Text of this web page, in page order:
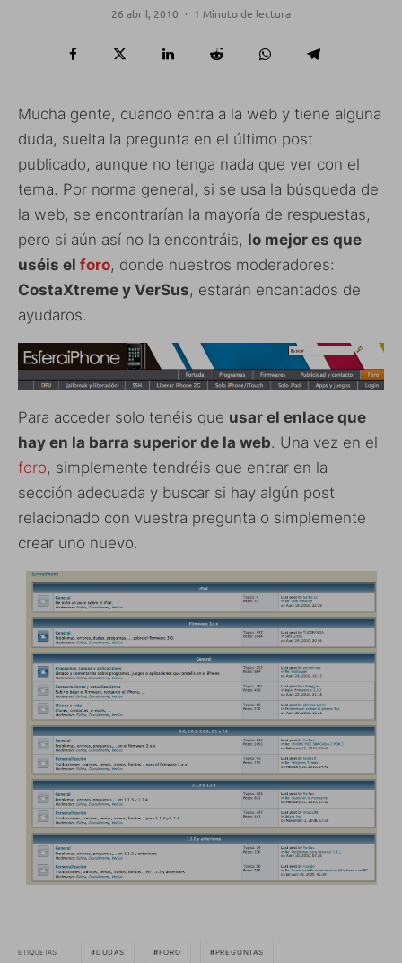
26 abril, 2010 · 1 Minuto de lectura
Mucha gente, cuando entra a la web y tiene alguna
duda, suelta la pregunta en el último post
publicado, aunque no tenga nada que ver con el
tema. Por norma general, si se usa la búsqueda de
la web, se encontrarían la mayoría de respuestas,
pero si aún así no la encontráis, lo mejor es que
uséis el foro, donde nuestros moderadores:
CostaXtreme y VerSus, estarán encantados de
ayudaros.
Para acceder solo tenéis que usar el enlace que
hay en la barra superior de la web. Una vez en el
foro, simplemente tendréis que entrar en la
sección adecuada y buscar si hay algún post
relacionado con vuestra pregunta o simplemente
crear uno nuevo.
ETIQUETAS DUDAS FORO PREGUNTAS